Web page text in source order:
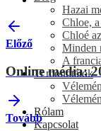
Hazai
Chloe,
Chloé
Minden
A
Ti mondtátok
Rólam
Kapcsolat
Előző
Online média:
Tovább